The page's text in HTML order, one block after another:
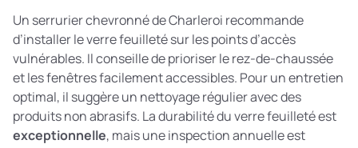
Un serrurier chevronné de Charleroi recommande
d’installer le verre feuilleté sur les points d’accès
vulnérables. Il conseille de prioriser le rez-de-chaussée
et les fenêtres facilement accessibles. Pour un entretien
optimal, il suggère un nettoyage régulier avec des
produits non abrasifs. La durabilité du verre feuilleté est
exceptionnelle, mais une inspection annuelle est